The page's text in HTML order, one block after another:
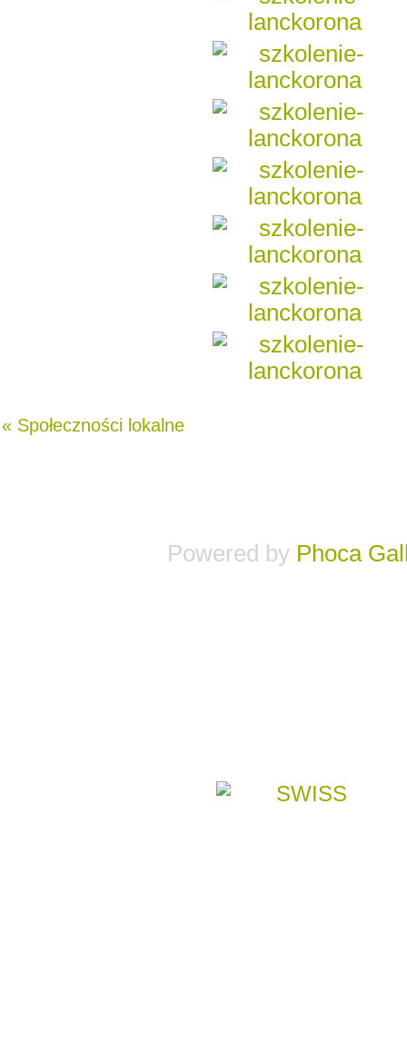
« Społeczności lokalne
Powered by Phoca